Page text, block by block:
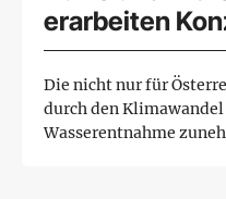
erarbeiten
Die nicht nur für
durch den
Wasserentnahme